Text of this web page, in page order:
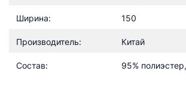
Ширина: 150
Производитель: Китай
Состав: 95%